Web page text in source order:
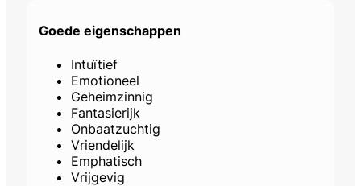
Goede eigenschappen
Intuïtief
Emotioneel
Geheimzinnig
Fantasierijk
Onbaatzuchtig
Vriendelijk
Emphatisch
Vrijgevig